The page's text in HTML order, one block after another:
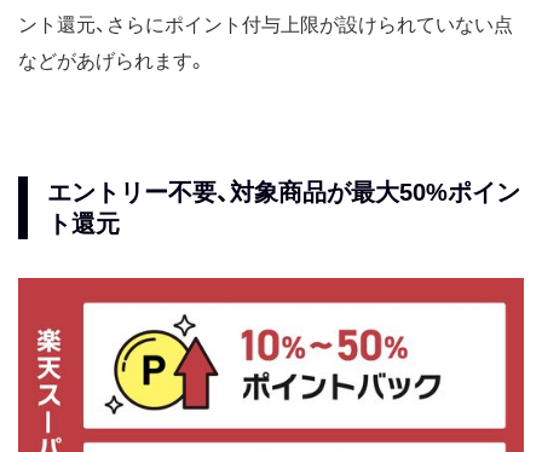
ント還元、さらにポイント付与上限が設けられていない点
などがあげられます。
エントリー不要、対象商品が最大50%ポイン
ト還元